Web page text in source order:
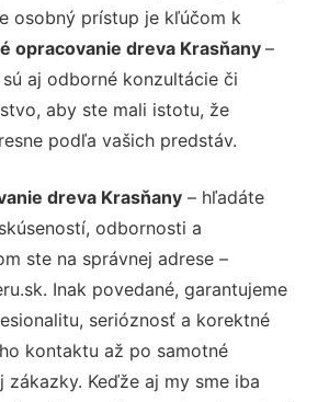
osobný prístup je kľúčom k
opracovanie dreva Krasňany –
aj odborné konzultácie či
aby ste mali istotu, že
podľa vašich predstáv.
dreva Krasňany – hľadáte
odbornosti a
ste na správnej adrese –
Inak povedané, garantujeme
serióznosť a korektné
kontaktu až po samotné
zákazky. Keďže aj my sme iba